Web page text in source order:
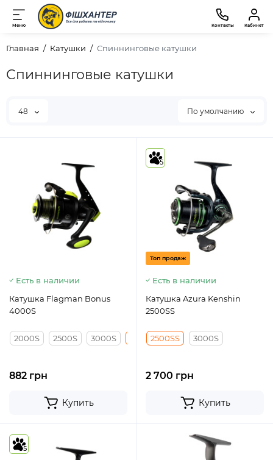
Меню Контакты Кабинет
Главная Катушки Спиннинговые катушки
Спиннинговые катушки
48 По умолчанию
Есть в наличии
Катушкa Flagman Bonus
4000S
2000S 2500S 3000S 4000S 5000S
882 грн
Купить
5
Топ продаж
Есть в наличии
Катушка Azura Kenshin
2500SS
2500SS 3000S
2 700 грн
Купить
5